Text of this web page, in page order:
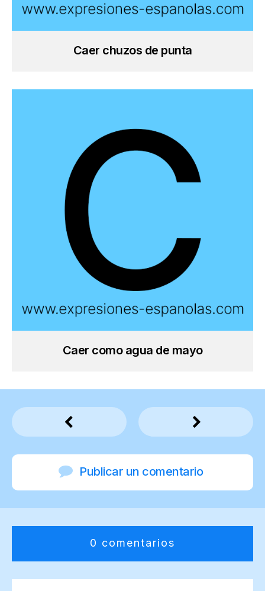
Caer chuzos de punta
Caer como agua de mayo
Publicar un comentario
0 comentarios